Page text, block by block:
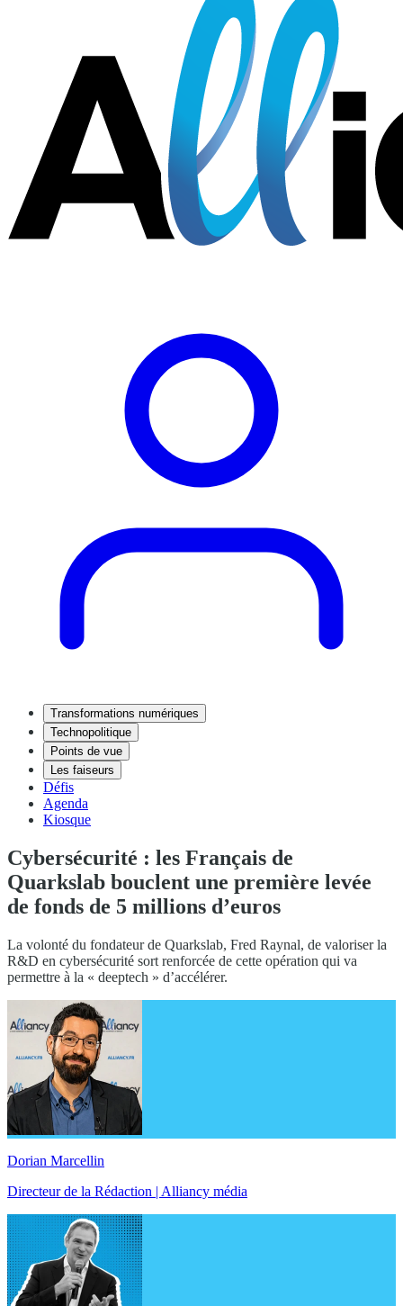
Transformations numériques
Technopolitique
Points de vue
Les faiseurs
Défis
Agenda
Kiosque
Cybersécurité : les Français de
Quarkslab bouclent une première levée
de fonds de 5 millions d’euros
La volonté du fondateur de Quarkslab, Fred Raynal, de valoriser la
R&D en cybersécurité sort renforcée de cette opération qui va
permettre à la « deeptech » d’accélérer.
Dorian Marcellin
Directeur de la Rédaction | Alliancy média